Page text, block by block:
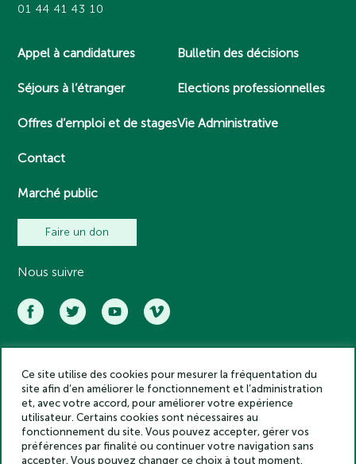
01 44 41 43 10
Appel à candidatures
Séjours à l’étranger
Offres d’emploi et de stages
Contact
Marché public
Bulletin des décisions
Elections professionnelles
Vie Administrative
Faire un don
Nous suivre
Académie des inscriptions et belles lettres – Tous droits réservés
2025
Politique de confidentialité
Mentions légales
Crédits
Ce site utilise des cookies pour mesurer la fréquentation du
site afin d’en améliorer le fonctionnement et l’administration
et, avec votre accord, pour améliorer votre expérience
utilisateur. Certains cookies sont nécessaires au
fonctionnement du site. Vous pouvez accepter, gérer vos
préférences par finalité ou continuer votre navigation sans
accepter. Vous pouvez changer ce choix à tout moment.